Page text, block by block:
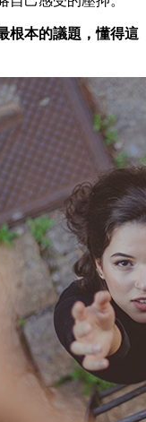
根本的議題，懂得這